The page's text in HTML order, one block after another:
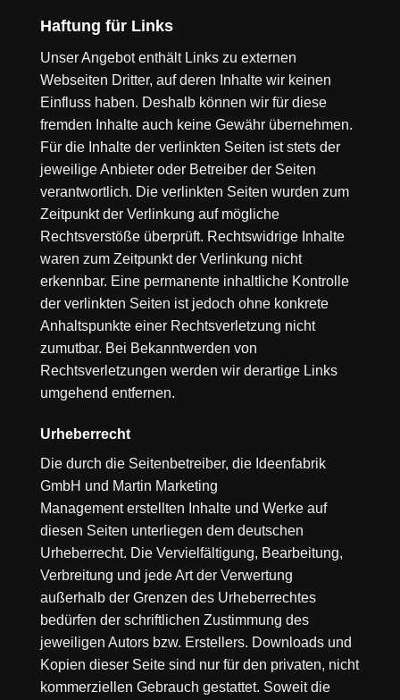
Haftung für Links
Unser Angebot enthält Links zu externen
Webseiten Dritter, auf deren Inhalte wir keinen
Einfluss haben. Deshalb können wir für diese
fremden Inhalte auch keine Gewähr übernehmen.
Für die Inhalte der verlinkten Seiten ist stets der
jeweilige Anbieter oder Betreiber der Seiten
verantwortlich. Die verlinkten Seiten wurden zum
Zeitpunkt der Verlinkung auf mögliche
Rechtsverstöße überprüft. Rechtswidrige Inhalte
waren zum Zeitpunkt der Verlinkung nicht
erkennbar. Eine permanente inhaltliche Kontrolle
der verlinkten Seiten ist jedoch ohne konkrete
Anhaltspunkte einer Rechtsverletzung nicht
zumutbar. Bei Bekanntwerden von
Rechtsverletzungen werden wir derartige Links
umgehend entfernen.
Urheberrecht
Die durch die Seitenbetreiber, die Ideenfabrik
GmbH und Martin Marketing
Managementerstellten Inhalte und Werke auf
diesen Seiten unterliegen dem deutschen
Urheberrecht. Die Vervielfältigung, Bearbeitung,
Verbreitung und jede Art der Verwertung
außerhalb der Grenzen des Urheberrechtes
bedürfen der schriftlichen Zustimmung des
jeweiligen Autors bzw. Erstellers. Downloads und
Kopien dieser Seite sind nur für den privaten, nicht
kommerziellen Gebrauch gestattet. Soweit die